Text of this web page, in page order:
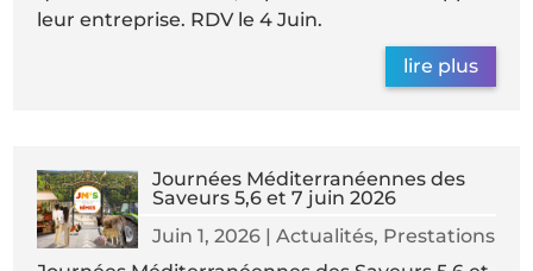
leur entreprise. RDV le 4 Juin.
lire plus
Journées Méditerranéennes des
Saveurs 5,6 et 7 juin 2026
Juin 1, 2026| Actualités, Prestations